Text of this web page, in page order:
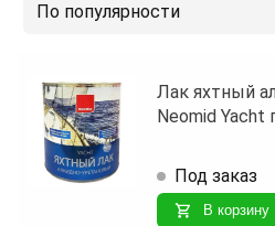
По популярности
Лак яхтный
Neomid Yacht
Под заказ
В корзину